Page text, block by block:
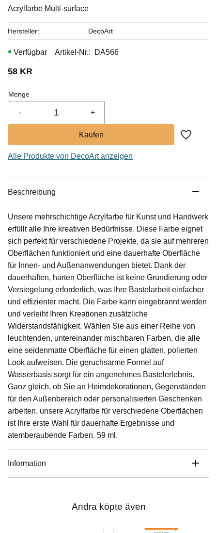
Acrylfarbe Multi-surface
58 KR
Menge
+
-
Zu
Artikel-Nr. DA566
Hersteller DecoArt
Alle Produkte von DecoArt anzeigen
Beschreibung
Unsere mehrschichtige Acrylfarbe für Kunst und Handwerk
erfüllt alle Ihre kreativen Bedürfnisse. Diese Farbe eignet
sich perfekt für verschiedene Projekte, da sie auf mehreren
Oberflächen funktioniert und eine dauerhafte Oberfläche
für Innen- und Außenanwendungen bietet. Dank der
dauerhaften, harten Oberfläche ist keine Grundierung oder
Versiegelung erforderlich, was Ihre Bastelarbeit einfacher
und effizienter macht. Die Farbe kann eingebrannt werden
und verleiht Ihren Kreationen zusätzliche
Widerstandsfähigkeit. Wählen Sie aus einer Reihe von
leuchtenden, untereinander mischbaren Farben, die alle
eine seidenmatte Oberfläche für einen glatten, polierten
Look aufweisen. Die geruchsarme Formel auf
Wasserbasis sorgt für ein angenehmes Bastelerlebnis.
Ganz gleich, ob Sie an Heimdekorationen, Gegenständen
für den Außenbereich oder personalisierten Geschenken
arbeiten, unsere Acrylfarbe für verschiedene Oberflächen
ist Ihre erste Wahl für dauerhafte Ergebnisse und
atemberaubende Farben. 59 ml.
Information
Andra köpte även